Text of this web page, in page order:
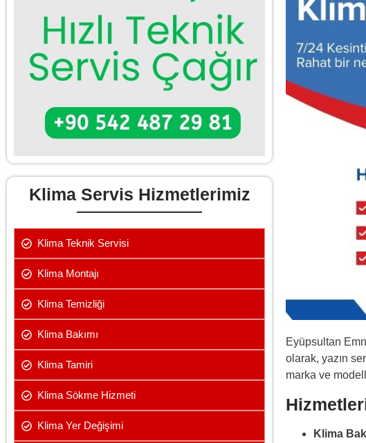
Klima Servis Hizmetlerimiz
Klima Teknik Servisi
Klima Montajı
Klima Temizliği
Klima Bakımı
Klima Tamiri
Klima Sökme Hizmeti
Klima Yer Değişimi
Eyüpsultan
olarak, yazın
marka ve
Klima